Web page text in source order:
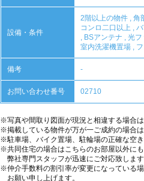
設備・条件
2階以上の物件 , 角
コンロ二口以上 ,
, BSアンテナ , 光フ
室内洗濯機置場 ,
備考 -
お問い合わせ番号 02710
※写真や間取り図面が現況と相違する場合
※掲載している物件が万が一ご成約の場合
※駐車場、バイク置場、駐輪場の正確な空
※共同住宅の場合はこちらのお部屋以外に
弊社専門スタッフが迅速にご対応致しま
※仲介手数料の割引率が変更になっている
お願い申し上げます。